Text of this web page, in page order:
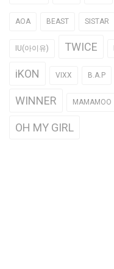
AOA BEAST SISTAR
IU(아이유) TWICE
iKON VIXX B.A.P
WINNER MAMAMOO
OH MY GIRL